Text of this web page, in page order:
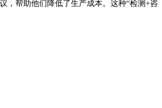
，帮助他们降低了生产成本。这种“检测+咨